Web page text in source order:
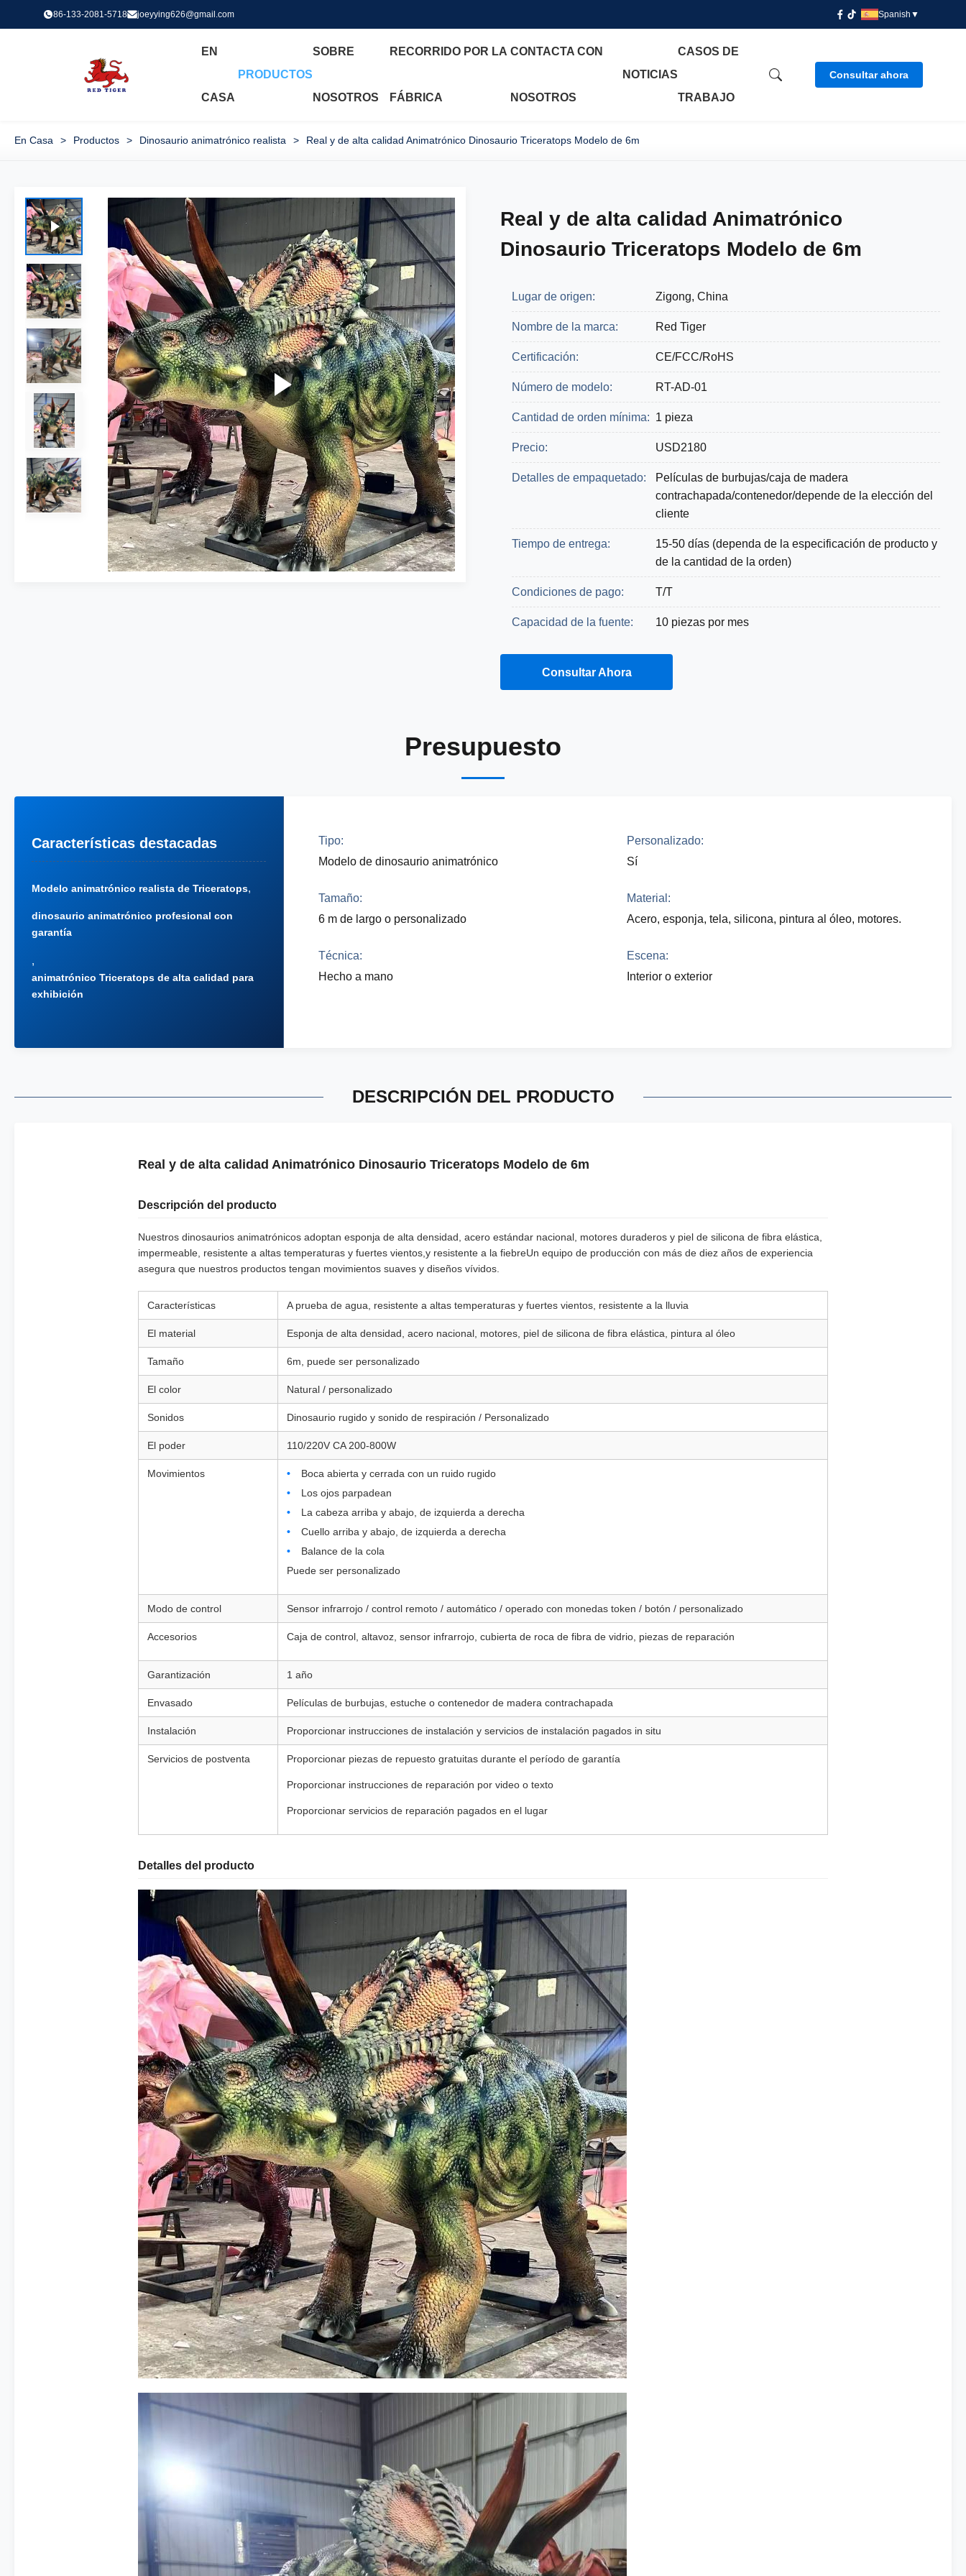
86-133-2081-5718 joeyying626@gmail.com Spanish ▼
EN
CASA
PRODUCTOS
SOBRE
NOSOTROS
RECORRIDO POR LA
FÁBRICA
CONTACTA CON
NOSOTROS
NOTICIAS
CASOS DE
TRABAJO
Consultar ahora
En Casa > Productos > Dinosaurio animatrónico realista > Real y de alta calidad Animatrónico Dinosaurio Triceratops Modelo de 6m
Real y de alta calidad Animatrónico
Dinosaurio Triceratops Modelo de 6m
Lugar de origen: Zigong, China
Nombre de la marca: Red Tiger
Certificación: CE/FCC/RoHS
Número de modelo: RT-AD-01
Cantidad de orden mínima: 1 pieza
Precio: USD2180
Detalles de empaquetado:
Películas de burbujas/caja de madera
contrachapada/contenedor/depende de la elección del
cliente
Tiempo de entrega:
15-50 días (dependa de la especificación de producto y
de la cantidad de la orden)
Condiciones de pago: T/T
Capacidad de la fuente: 10 piezas por mes
Consultar Ahora
Obtener Una Cita
Presupuesto
Características destacadas
Modelo animatrónico realista de Triceratops,
dinosaurio animatrónico profesional con
garantía
,
animatrónico Triceratops de alta calidad para
exhibición
Tipo:
Modelo de dinosaurio animatrónico
Personalizado:
Sí
Tamaño:
6 m de largo o personalizado
Material:
Acero, esponja, tela, silicona, pintura al óleo, motores.
Técnica:
Hecho a mano
Escena:
Interior o exterior
DESCRIPCIÓN DEL PRODUCTO
Real y de alta calidad Animatrónico Dinosaurio Triceratops Modelo de 6m
Descripción del producto
Nuestros dinosaurios animatrónicos adoptan esponja de alta densidad, acero estándar nacional, motores duraderos y piel de silicona de fibra elástica,
impermeable, resistente a altas temperaturas y fuertes vientos,y resistente a la fiebreUn equipo de producción con más de diez años de experiencia
asegura que nuestros productos tengan movimientos suaves y diseños vívidos.
Características A prueba de agua, resistente a altas temperaturas y fuertes vientos, resistente a la lluvia
El material Esponja de alta densidad, acero nacional, motores, piel de silicona de fibra elástica, pintura al óleo
Tamaño 6m, puede ser personalizado
El color Natural / personalizado
Sonidos Dinosaurio rugido y sonido de respiración / Personalizado
El poder 110/220V CA 200-800W
Movimientos
Boca abierta y cerrada con un ruido rugido
Los ojos parpadean
La cabeza arriba y abajo, de izquierda a derecha
Cuello arriba y abajo, de izquierda a derecha
Balance de la cola
Puede ser personalizado
Modo de control Sensor infrarrojo / control remoto / automático / operado con monedas token / botón / personalizado
Accesorios Caja de control, altavoz, sensor infrarrojo, cubierta de roca de fibra de vidrio, piezas de reparación
Garantización 1 año
Envasado Películas de burbujas, estuche o contenedor de madera contrachapada
Instalación Proporcionar instrucciones de instalación y servicios de instalación pagados in situ
Servicios de postventa Proporcionar piezas de repuesto gratuitas durante el período de garantía
Proporcionar instrucciones de reparación por video o texto
Proporcionar servicios de reparación pagados en el lugar
Detalles del producto